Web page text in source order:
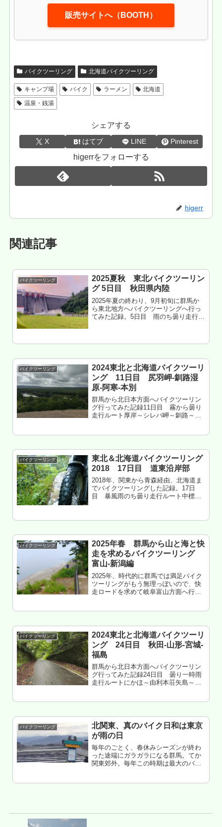
販売サイトへ（BOOTH）
バイクツーリング 北海道バイクツーリング
キャンプ場 バイク ラーメン
北海道
温泉・銭湯
シェアする
X はてブ LINE Pinterest
higerrをフォローする
higerr
関連記事
バイクツーリング
2025夏秋 東北バイクツーリン
グ 5日目 秋田県内陸
2025年夏の終わり、9月初旬に群馬か
ら東北地方へバイクツーリングへ行っ
てみた記録。5日目 雨のち曇り走行ル
バイクツーリング
2024東北と北海道バイクツーリ
ング 11日目 尻羽岬-釧路湿
原-阿寒-本別
群馬から北日本方面へバイクツーリン
グ行ってみた記録11日目 霧から曇り
走行ルート厚岸～シレパ岬～釧路～釧
バイクツーリング
東北＆北海道バイクツーリング
2018 17日目 道東沿岸部
2018年、関東から青森経由、北海道ま
でバイクツーリングした記録。17日
目 暴風雨のち曇り走行ルート中標津
町 筑紫恋キャンプ場 泊もくじ 台風
バイクツーリング
2025年春 群馬から山と海と快
走を求めるバイクツーリング
富山-新潟編
2025年、時代的に群馬では満足バイク
ツーリングがもう無理っぽいので、快
走ロードを求めて岐阜富山方面へ行っ
バイクツーリング
2024東北と北海道バイクツーリ
ング 24日目 秋田-山形-宮城-
福島
群馬から北日本方面へバイクツーリン
グ行ってみた記録24日目 曇り一時雨
走行ルートにかほ～由利本荘矢島～由
離 ...
バイクツーリング
北関東、真のバイク日和は東京
が雨の日
毎年のごとく、春休みシーズンが終わ
った途端にガラガラになる群馬。てか
関東郊外。毎年この時期は最大のバイ